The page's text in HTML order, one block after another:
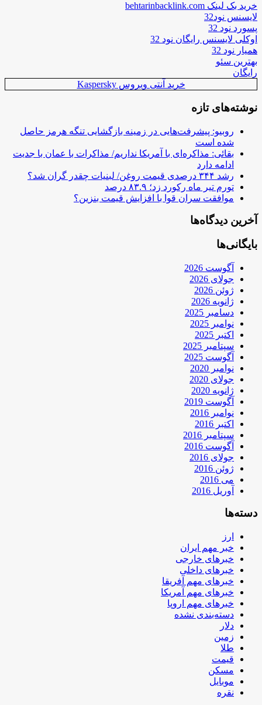
خرید بک لینک behtarinbacklink.com
لایسنس نود32
پسورد نود 32
اوکلی لایسنس رایگان نود 32
همیار نود 32
بهترین سئو
رایگان
خرید آنتی ویروس Kaspersky
نوشته‌های تازه
روبیو: پیشرفت‌هایی در زمینه بازگشایی تنگه هرمز حاصل
شده است
بقائی: مذاکره‌ای با آمریکا نداریم/ مذاکرات با عمان با جدیت
ادامه دارد
رشد ۳۴۴ درصدی قیمت روغن/ لبنیات چقدر گران شد؟
تورم تیر ماه رکورد زد؛ ۸۳.۹ درصد
موافقت سران قوا با افزایش قیمت بنزین؟
آخرین دیدگاه‌ها
بایگانی‌ها
آگوست 2026
جولای 2026
ژوئن 2026
ژانویه 2026
دسامبر 2025
نوامبر 2025
اکتبر 2025
سپتامبر 2025
آگوست 2025
نوامبر 2020
جولای 2020
ژانویه 2020
آگوست 2019
نوامبر 2016
اکتبر 2016
سپتامبر 2016
آگوست 2016
جولای 2016
ژوئن 2016
می 2016
آوریل 2016
دسته‌ها
ارز
خبر مهم ایران
خبرهای خارجی
خبرهای داخلی
خبرهای مهم آفریقا
خبرهای مهم آمریکا
خبرهای مهم اروپا
دسته‌بندی نشده
دلار
زمین
طلا
قیمت
مسکن
موبایل
نقره